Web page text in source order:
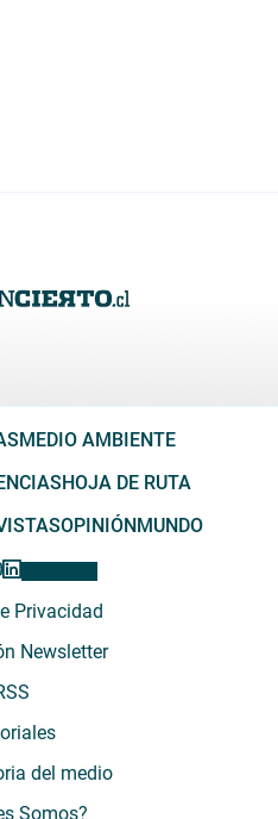
MEDIO AMBIENTE
HOJA DE RUTA
OPINIÓNMUNDO
Privacidad
Newsletter
del medio
Somos?